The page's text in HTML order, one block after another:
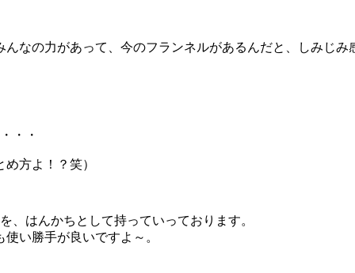
なの力があって、今のフランネルがあるんだと、しみじみ
・・
方よ！？笑）
、はんかちとして持っていっております。
い勝手が良いですよ～。